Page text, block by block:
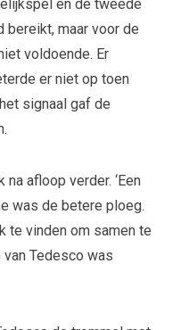
en de tweede
bereikt, maar voor de
voldoende. Er
er niet op toen
signaal gaf de
afloop verder. ‘Een
was de betere ploeg.
te vinden om samen te
Tedesco was